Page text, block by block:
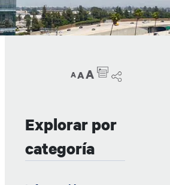
A
A A
Explorar por
categoría